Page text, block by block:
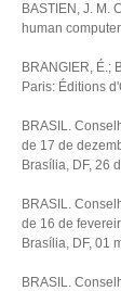
BASTIEN, J. M.
human
BRANGIER, É.;
Paris: Éditions
BRASIL.
de 17 de
Brasília, DF, 26
BRASIL.
de 16 de
Brasília, DF, 01
BRASIL.